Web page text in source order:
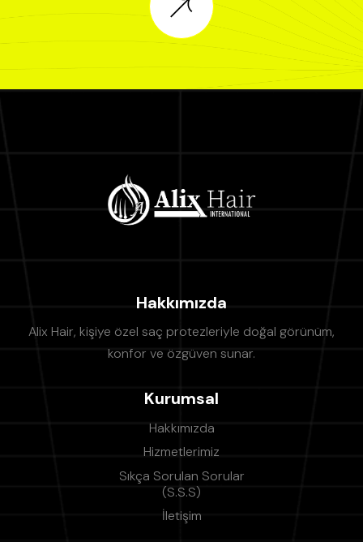
Hakkımızda
Alix Hair, kişiye özel saç protezleriyle doğal görünüm,
konfor ve özgüven sunar.
Kurumsal
Hakkımızda
Hizmetlerimiz
Sıkça Sorulan Sorular
(S.S.S)
İletişim